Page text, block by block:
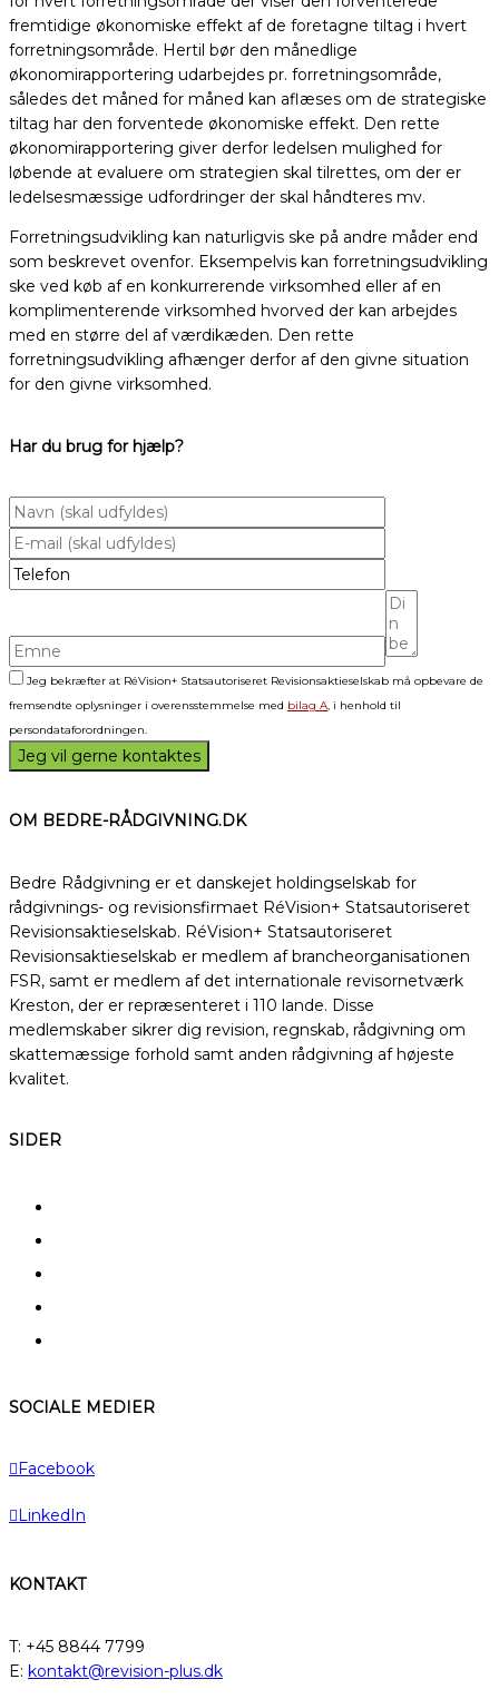
fremtidige økonomiske effekt af de foretagne tiltag i hvert
forretningsområde. Hertil bør den månedlige
økonomirapportering udarbejdes pr. forretningsområde,
således det måned for måned kan aflæses om de strategiske
tiltag har den forventede økonomiske effekt. Den rette
økonomirapportering giver derfor ledelsen mulighed for
løbende at evaluere om strategien skal tilrettes, om der er
ledelsesmæssige udfordringer der skal håndteres mv.
Forretningsudvikling kan naturligvis ske på andre måder end
som beskrevet ovenfor. Eksempelvis kan forretningsudvikling
ske ved køb af en konkurrerende virksomhed eller af en
komplimenterende virksomhed hvorved der kan arbejdes
med en større del af værdikæden. Den rette
forretningsudvikling afhænger derfor af den givne situation
for den givne virksomhed.
Har du brug for hjælp?
Jeg bekræfter at RéVision+ Statsautoriseret Revisionsaktieselskab må opbevare de
fremsendte oplysninger i overensstemmelse med bilag A, i henhold til
persondataforordningen.
OM BEDRE-RÅDGIVNING.DK
Bedre Rådgivning er et danskejet holdingselskab for
rådgivnings- og revisionsfirmaet RéVision+ Statsautoriseret
Revisionsaktieselskab. RéVision+ Statsautoriseret
Revisionsaktieselskab er medlem af brancheorganisationen
FSR, samt er medlem af det internationale revisornetværk
Kreston, der er repræsenteret i 110 lande. Disse
medlemskaber sikrer dig revision, regnskab, rådgivning om
skattemæssige forhold samt anden rådgivning af højeste
kvalitet.
SIDER
SOCIALE MEDIER
Facebook
LinkedIn
KONTAKT
T: +45 8844 7799
E: kontakt@revision-plus.dk